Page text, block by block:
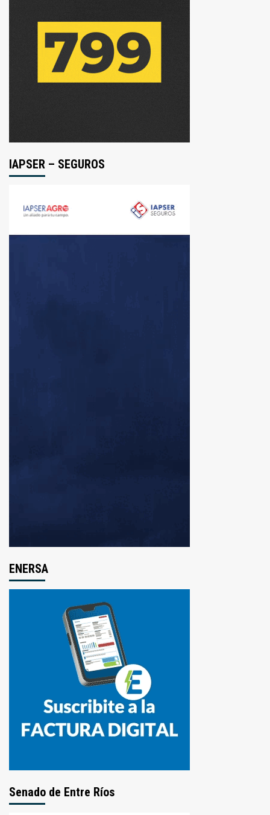
IAPSER – SEGUROS
ENERSA
Senado de Entre Ríos